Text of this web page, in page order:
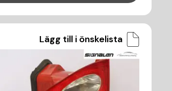
Lägg till i önskelista